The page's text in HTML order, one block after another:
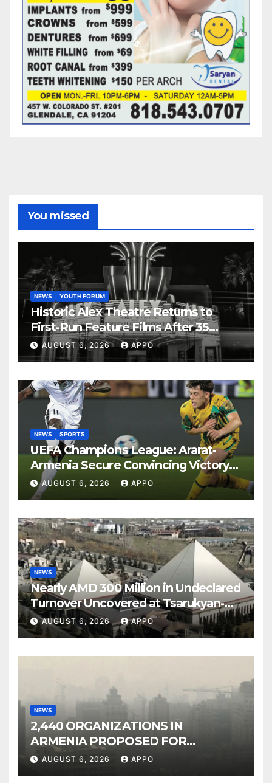
You missed
NEWS YOUTH FORUM
Historic Alex Theatre Returns to
First-Run Feature Films After 35
Years
AUGUST 6, 2026 APPO
NEWS SPORTS
UEFA Champions League: Ararat-
Armenia Secure Convincing Victory
Over Shamrock Rovers 2-0
AUGUST 6, 2026 APPO
NEWS
Nearly AMD 300 Million in Undeclared
Turnover Uncovered at Tsarukyan-
Owned Entertainment Center
AUGUST 6, 2026 APPO
NEWS
2,440 ORGANIZATIONS IN
ARMENIA PROPOSED FOR
INCLUSION IN LIST OF AIR
AUGUST 6, 2026 APPO